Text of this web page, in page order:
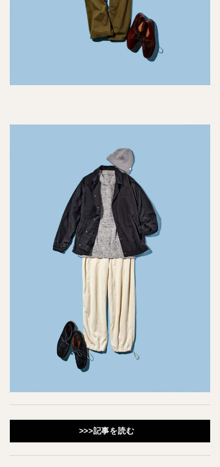
>>>記事を読む